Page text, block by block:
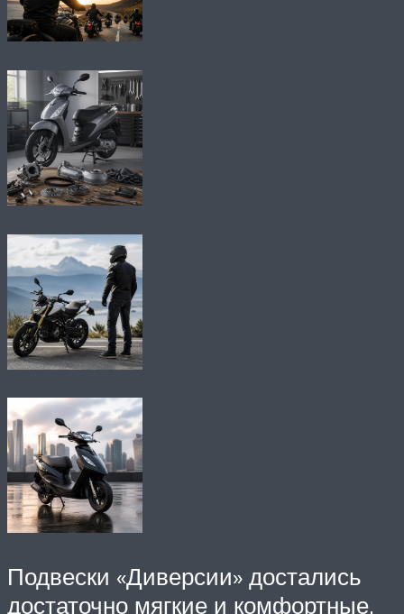
Подвески «Диверсии» достались
достаточно мягкие и комфортные,